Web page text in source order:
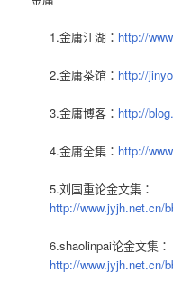
1.金庸江湖： http://
2.金庸茶馆： http://
3.金庸博客： http://
4.金庸全集： http://
5.刘国重论金文集：
http://www.jyjh.net.cn/
6.shaolinpai论金文集：
http://www.jyjh.net.cn/